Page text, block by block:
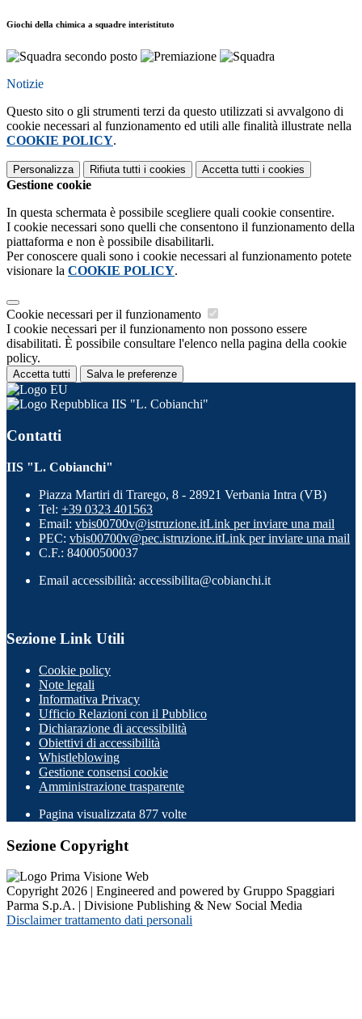
Giochi della chimica a squadre interistituto
Notizie
Questo sito o gli strumenti terzi da questo utilizzati si avvalgono di
cookie necessari al funzionamento ed utili alle finalità illustrate nella
COOKIE POLICY.
Personalizza Rifiuta tutti i cookies Accetta tutti i cookies
Gestione cookie
In questa schermata è possibile scegliere quali cookie consentire.
I cookie necessari sono quelli che consentono il funzionamento della
piattaforma e non è possibile disabilitarli.
Per conoscere quali sono i cookie necessari al funzionamento potete
visionare la COOKIE POLICY.
Cookie necessari per il funzionamento
I cookie necessari per il funzionamento non possono essere
disabilitati. È possibile consultare l'elenco nella pagina della cookie
policy.
Accetta tutti Salva le preferenze
IIS "L. Cobianchi"
Contatti
IIS "L. Cobianchi"
Piazza Martiri di Trarego, 8 - 28921 Verbania Intra (VB)
Tel: +39 0323 401563
Email: vbis00700v@istruzione.itLink per inviare una mail
PEC: vbis00700v@pec.istruzione.itLink per inviare una mail
C.F.: 84000500037
Email accessibilità: accessibilita@cobianchi.it
Sezione Link Utili
Cookie policy
Note legali
Informativa Privacy
Ufficio Relazioni con il Pubblico
Dichiarazione di accessibilità
Obiettivi di accessibilità
Whistleblowing
Gestione consensi cookie
Amministrazione trasparente
Pagina visualizzata 877 volte
Sezione Copyright
Copyright 2026 | Engineered and powered by Gruppo Spaggiari
Parma S.p.A. | Divisione Publishing & New Social Media
Disclaimer trattamento dati personali